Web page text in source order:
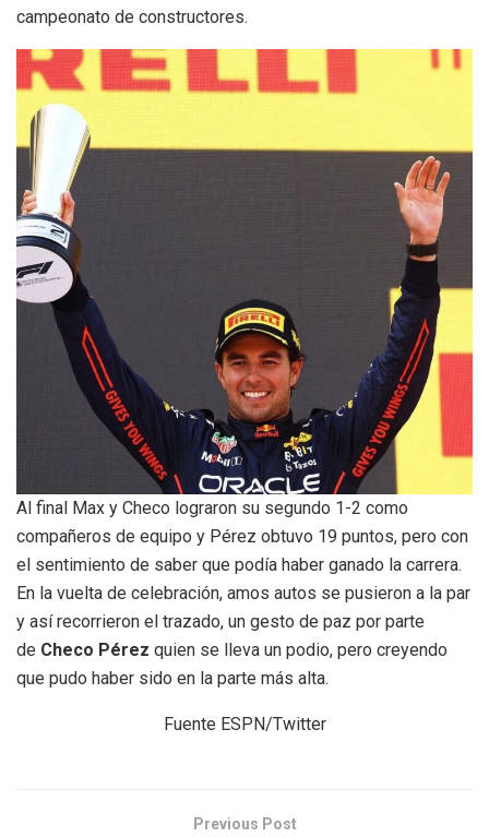
campeonato de constructores.
Al final Max y Checo lograron su segundo 1-2 como
compañeros de equipo y Pérez obtuvo 19 puntos, pero con
el sentimiento de saber que podía haber ganado la carrera.
En la vuelta de celebración, amos autos se pusieron a la par
y así recorrieron el trazado, un gesto de paz por parte
de Checo Pérez quien se lleva un podio, pero creyendo
que pudo haber sido en la parte más alta.
Fuente ESPN/Twitter
Previous Post